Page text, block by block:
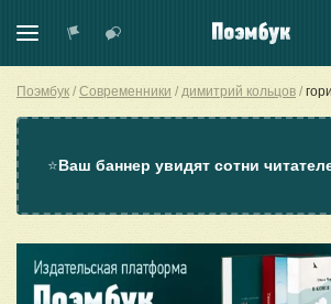
Поэмбук Современники димитрий кольцов
⭐Ваш баннер увидят сотни